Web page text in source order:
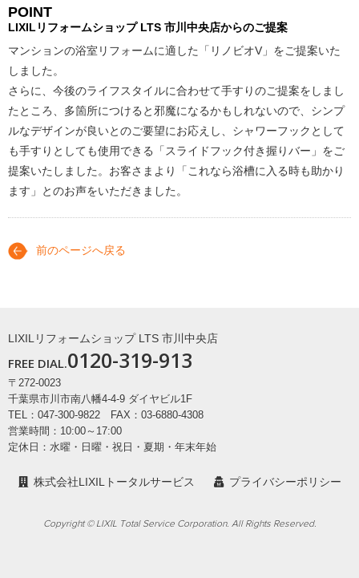
POINT
LIXILリフォームショップ LTS 市川中央店からのご提案
マンションの浴室リフォームに適した「リノビオV」をご提案いた
しました。
さらに、今後のライフスタイルに合わせて手すりのご提案をしまし
たところ、多箇所につけると邪魔になるかもしれないので、シンプ
ルなデザインが良いとのご要望にお応えし、シャワーフックとして
も手すりとしても使用できる「スライドフック付き握りバー」をご
提案いたしました。お客さまより「これなら浴槽に入る時も助かり
ます」とのお声をいただきました。
前のページへ戻る
LIXILリフォームショップ LTS 市川中央店
FREE DIAL.0120-319-913
〒272-0023
千葉県市川市南八幡4-4-9 ダイヤビル1F
TEL：047-300-9822 FAX：03-6880-4308
営業時間：10:00～17:00
定休日：水曜・日曜・祝日・夏期・年末年始
株式会社LIXILトータルサービス プライバシーポリシー
Copyright © LIXIL Total Service Corporation. All Rights Reserved.